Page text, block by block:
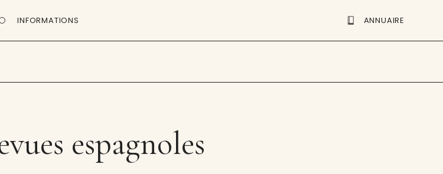
INFORMATIONS ANNUAIRE
espagnoles